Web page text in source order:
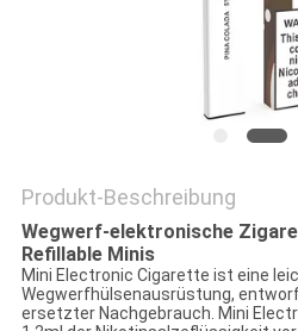
Produkt-Beschreibung
Wegwerf-elektronische
Refillable Minis
Mini Electronic Cigarette ist eine
Wegwerfhülsenausrüstung,
ersetzter Nachgebrauch. Mini